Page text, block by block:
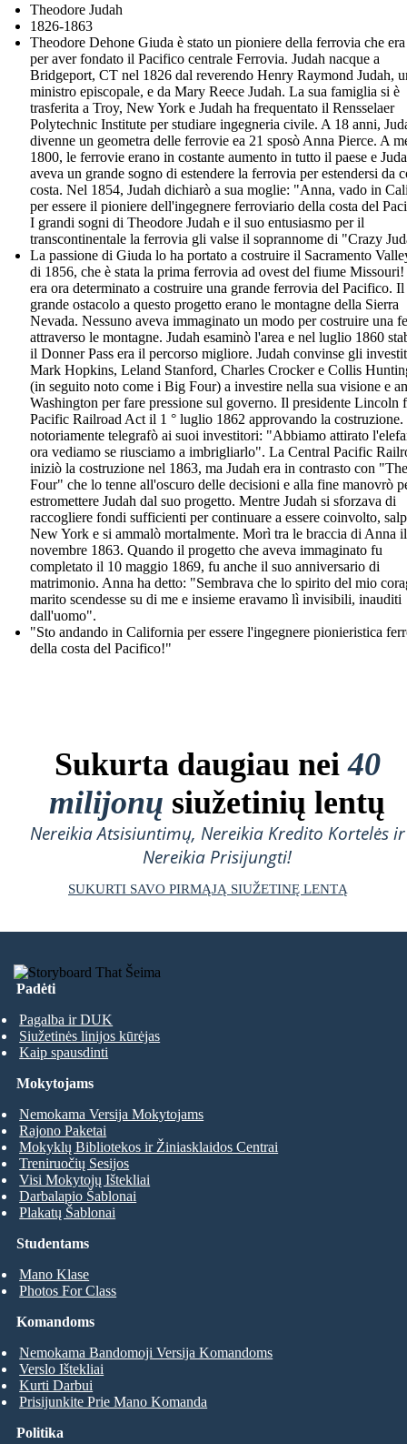
Theodore Judah
1826-1863
Theodore Dehone Giuda è stato un pioniere della ferrovia che
per aver fondato il Pacifico centrale Ferrovia. Judah nacque a
Bridgeport, CT nel 1826 dal reverendo Henry Raymond Judah,
ministro episcopale, e da Mary Reece Judah. La sua famiglia si è
trasferita a Troy, New York e Judah ha frequentato il Rensselaer
Polytechnic Institute per studiare ingegneria civile. A 18 anni,
divenne un geometra delle ferrovie ea 21 sposò Anna Pierce. A
1800, le ferrovie erano in costante aumento in tutto il paese e
aveva un grande sogno di estendere la ferrovia per estendersi da
costa. Nel 1854, Judah dichiarò a sua moglie: "Anna, vado in
per essere il pioniere dell'ingegnere ferroviario della costa del
I grandi sogni di Theodore Judah e il suo entusiasmo per il
transcontinentale la ferrovia gli valse il soprannome di "Crazy
La passione di Giuda lo ha portato a costruire il Sacramento
di 1856, che è stata la prima ferrovia ad ovest del fiume Missouri!
era ora determinato a costruire una grande ferrovia del Pacifico.
grande ostacolo a questo progetto erano le montagne della Sierra
Nevada. Nessuno aveva immaginato un modo per costruire una
attraverso le montagne. Judah esaminò l'area e nel luglio 1860
il Donner Pass era il percorso migliore. Judah convinse gli
Mark Hopkins, Leland Stanford, Charles Crocker e Collis
(in seguito noto come i Big Four) a investire nella sua visione e
Washington per fare pressione sul governo. Il presidente Lincoln
Pacific Railroad Act il 1 ° luglio 1862 approvando la costruzione.
notoriamente telegrafò ai suoi investitori: "Abbiamo attirato
ora vediamo se riusciamo a imbrigliarlo". La Central Pacific
iniziò la costruzione nel 1863, ma Judah era in contrasto con
Four" che lo tenne all'oscuro delle decisioni e alla fine manovrò
estromettere Judah dal suo progetto. Mentre Judah si sforzava di
raccogliere fondi sufficienti per continuare a essere coinvolto,
New York e si ammalò mortalmente. Morì tra le braccia di Anna
novembre 1863. Quando il progetto che aveva immaginato fu
completato il 10 maggio 1869, fu anche il suo anniversario di
matrimonio. Anna ha detto: "Sembrava che lo spirito del mio
marito scendesse su di me e insieme eravamo lì invisibili, inauditi
dall'uomo".
"Sto andando in California per essere l'ingegnere pionieristica
della costa del Pacifico!"
Sukurta daugiau nei40
milijonų siužetinių lentų
Nereikia Atsisiuntimų, Nereikia Kredito Kortelės ir
Nereikia Prisijungti!
SUKURTI SAVO PIRMĄJĄ SIUŽETINĘ LENTĄ
Padėti
Pagalba ir DUK
Siužetinės linijos kūrėjas
Kaip spausdinti
Studentams
Mano Klase
Photos For Class
Mokytojams
Nemokama Versija Mokytojams
Rajono Paketai
Mokyklų Bibliotekos ir Žiniasklaidos Centrai
Treniruočių Sesijos
Visi Mokytojų Ištekliai
Darbalapio Šablonai
Plakatų Šablonai
Komandoms
Nemokama Bandomoji Versija Komandoms
Verslo Ištekliai
Kurti Darbui
Prisijunkite Prie Mano Komanda
Politika